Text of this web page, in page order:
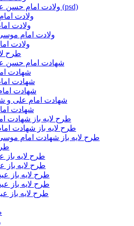
ولادت امام حسن عسکری (psd)
ولادت
ولادت
ولادت امام
ولادت
طرح
شهادت امام حسن
شهادت
شهادت
شهادت
شهادت امام علی و
شهادت
طرح لایه باز شهادت
طرح لایه باز شهادت
طرح لایه باز شهادت امام
طرح لایه باز
طرح لایه باز
طرح لایه باز
طرح لایه باز
طرح لایه باز